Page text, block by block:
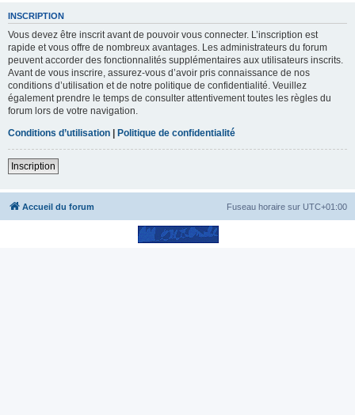
INSCRIPTION
Vous devez être inscrit avant de pouvoir vous connecter. L’inscription est
rapide et vous offre de nombreux avantages. Les administrateurs du forum
peuvent accorder des fonctionnalités supplémentaires aux utilisateurs inscrits.
Avant de vous inscrire, assurez-vous d’avoir pris connaissance de nos
conditions d’utilisation et de notre politique de confidentialité. Veuillez
également prendre le temps de consulter attentivement toutes les règles du
forum lors de votre navigation.
Conditions d’utilisation | Politique de confidentialité
Inscription
Accueil du forum Fuseau horaire sur UTC+01:00